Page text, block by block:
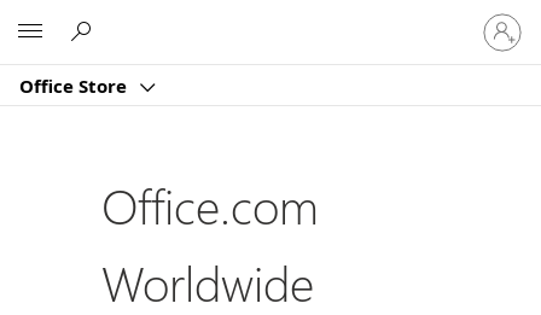
Office Store
Sign
in
to
account
Office.com
Worldwide